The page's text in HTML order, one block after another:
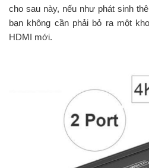
cho sau này, nếu như phát sinh
bạn không cần phải bỏ ra một
HDMI mới.